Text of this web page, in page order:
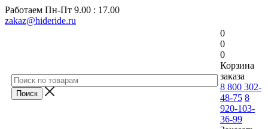
Работаем Пн-Пт 9.00 : 17.00
zakaz@hideride.ru
0
0
0
Корзина
заказа
8 800 302-
48-75 8
920-103-
36-99